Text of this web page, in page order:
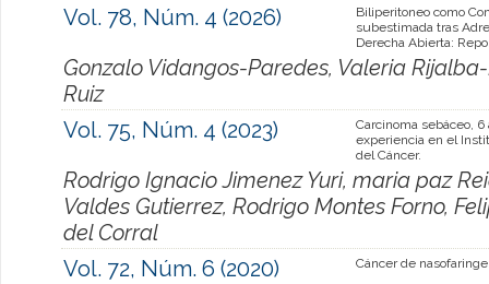
Vol. 78, Núm. 4 (2026)
Biliperitoneo como
subestimada tras
Derecha Abierta:
Gonzalo Vidangos-Paredes, Valeria
Ruiz
Vol. 75, Núm. 4 (2023)
Carcinoma sebáceo, 6
experiencia en el
del Cáncer.
Rodrigo Ignacio Jimenez Yuri, maria paz
Valdes Gutierrez, Rodrigo Montes Forno,
del Corral
Vol. 72, Núm. 6 (2020)
Cáncer de nasofaringe